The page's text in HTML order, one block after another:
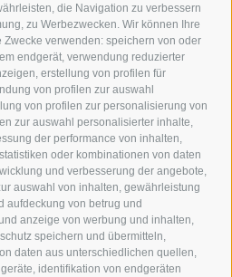
die Navigation zu verbessern
zu Werbezwecken. Wir können Ihre
Zwecke verwenden: speichern von oder
endgerät, verwendung reduzierter
erstellung von profilen für
von profilen zur auswahl
von profilen zur personalisierung von
zur auswahl personalisierter inhalte,
der performance von inhalten,
oder kombinationen von daten
und verbesserung der angebote,
auswahl von inhalten, gewährleistung
aufdeckung von betrug und
anzeige von werbung und inhalten,
speichern und übermitteln,
daten aus unterschiedlichen quellen,
identifikation von endgeräten